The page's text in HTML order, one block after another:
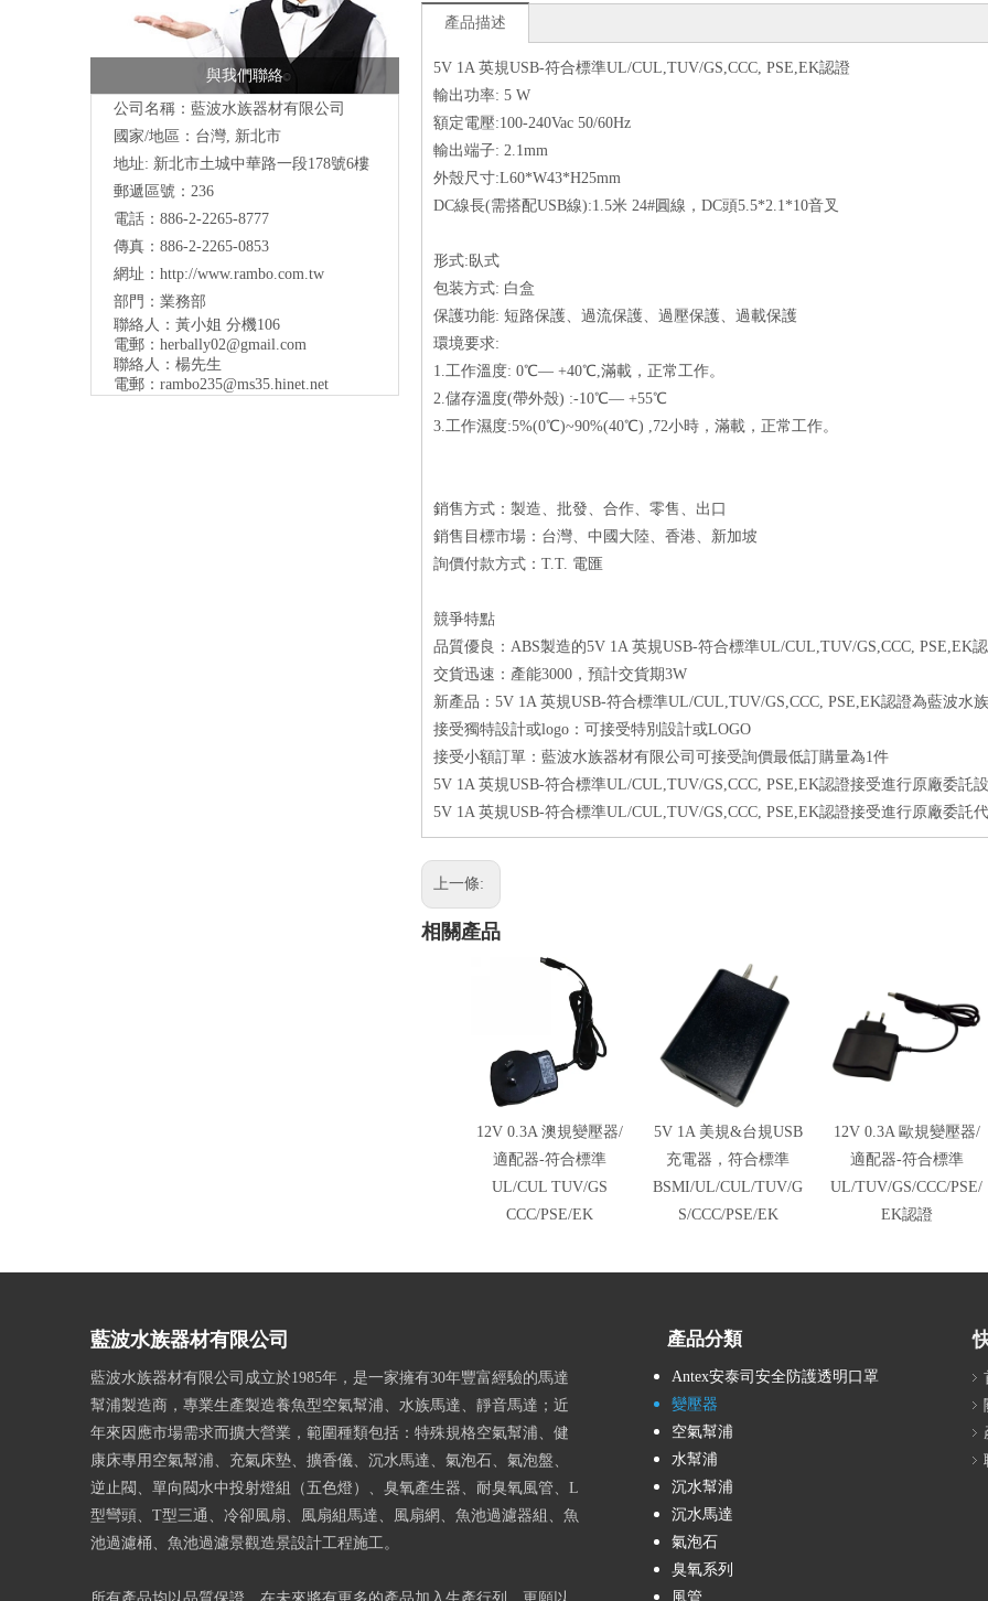
與我們聯絡
公司名稱：藍波水族器材有限公司
國家/地區：台灣, 新北市
地址: 新北市土城中華路一段178號6樓
郵遞區號：236
電話：886-2-2265-8777
傳真：886-2-2265-0853
網址： http://www.rambo.com.tw
部門：業務部
聯絡人：黃小姐 分機106
電郵： herbally02@gmail.com
聯絡人：楊先生
電郵： rambo235@ms35.hinet.net
產品描述
5V 1A 英規USB-符合標準UL/CUL,TUV/GS,CCC, PSE,EK認證
輸出功率: 5 W
額定電壓:100-240Vac 50/60Hz
輸出端子: 2.1mm
外殼尺寸:L60*W43*H25mm
DC線長(需搭配USB線):1.5米 24#圓線，DC頭5.5*2.1*10音叉
形式:臥式
包装方式: 白盒
保護功能: 短路保護、過流保護、過壓保護、過載保護
環境要求:
1.工作溫度: 0℃— +40℃,滿載，正常工作。
2.儲存溫度(帶外殼) :-10℃— +55℃
3.工作濕度:5%(0℃)~90%(40℃) ,72小時，滿載，正常工作。
銷售方式：製造、批發、合作、零售、出口
銷售目標市場：台灣、中國大陸、香港、新加坡
詢價付款方式：T.T. 電匯
競爭特點
品質優良：ABS製造的5V 1A 英規USB-符合標準UL/CUL,TUV/GS,CCC, PSE,EK
交貨迅速：產能3000，預計交貨期3W
新產品：5V 1A 英規USB-符合標準UL/CUL,TUV/GS,CCC, PSE,EK認證為藍波水
接受獨特設計或logo：可接受特別設計或LOGO
接受小額訂單：藍波水族器材有限公司可接受詢價最低訂購量為1件
5V 1A 英規USB-符合標準UL/CUL,TUV/GS,CCC, PSE,EK認證接受進行原廠委託
5V 1A 英規USB-符合標準UL/CUL,TUV/GS,CCC, PSE,EK認證接受進行原廠委託
上一條:
相關產品
12V 0.3A 澳規變壓器/
適配器-符合標準
UL/CUL TUV/GS
CCC/PSE/EK
5V 1A 美規&台規USB
充電器，符合標準
BSMI/UL/CUL/TUV/G
S/CCC/PSE/EK
12V 0.3A 歐規變壓器/
適配器-符合標準
UL/TUV/GS/CCC/PSE/
EK認證
藍波水族器材有限公司
藍波水族器材有限公司成立於1985年，是一家擁有30年豐富經驗的馬達
幫浦製造商，專業生產製造養魚型空氣幫浦、水族馬達、靜音馬達；近
年來因應市場需求而擴大營業，範圍種類包括：特殊規格空氣幫浦、健
康床專用空氣幫浦、充氣床墊、擴香儀、沉水馬達、氣泡石、氣泡盤、
逆止閥、單向閥水中投射燈組（五色燈）、臭氧產生器、耐臭氧風管、L
型彎頭、T型三通、冷卻風扇、風扇組馬達、風扇網、魚池過濾器組、魚
池過濾桶、魚池過濾景觀造景設計工程施工。
產品分類
Antex安泰司安全防護透明口罩
變壓器
空氣幫浦
水幫浦
沉水幫浦
沉水馬達
氣泡石
臭氧系列
風管